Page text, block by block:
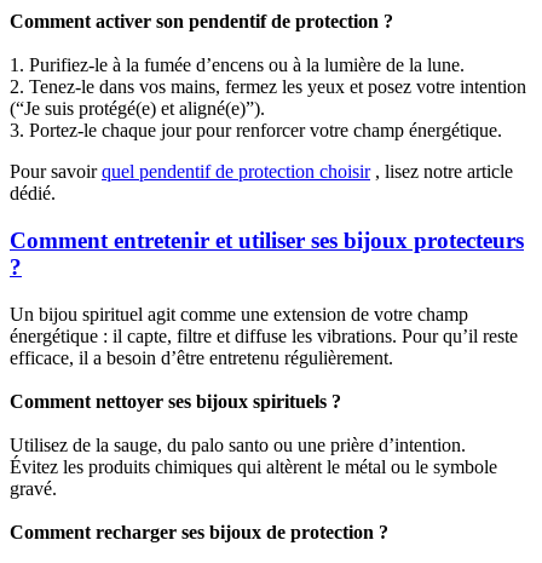
Comment activer son pendentif de protection ?
1. Purifiez-le à la fumée d’encens ou à la lumière de la lune.
2. Tenez-le dans vos mains, fermez les yeux et posez votre intention
(“Je suis protégé(e) et aligné(e)”).
3. Portez-le chaque jour pour renforcer votre champ énergétique.
Pour savoirquel pendentif de protection choisir, lisez notre article
dédié.
Comment entretenir et utiliser ses bijoux protecteurs
?
Un bijou spirituel agit comme une extension de votre champ
énergétique : il capte, filtre et diffuse les vibrations. Pour qu’il reste
efficace, il a besoin d’être entretenu régulièrement.
Comment nettoyer ses bijoux spirituels ?
Utilisez de la sauge, du palo santo ou une prière d’intention.
Évitez les produits chimiques qui altèrent le métal ou le symbole
gravé.
Comment recharger ses bijoux de protection ?